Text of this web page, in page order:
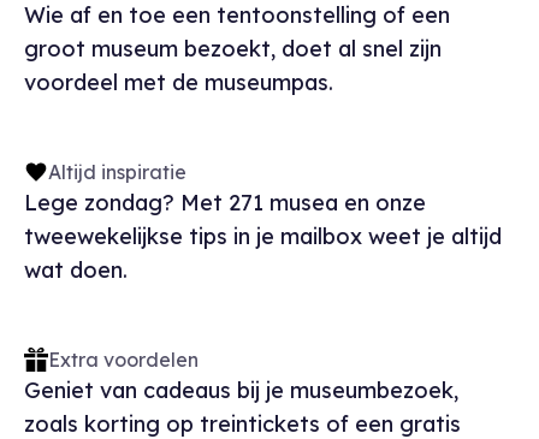
Wie af en toe een tentoonstelling of een
groot museum bezoekt, doet al snel zijn
voordeel met de museumpas.
Altijd inspiratie
Lege zondag? Met 271 musea en onze
tweewekelijkse tips in je mailbox weet je altijd
wat doen.
Extra voordelen
Geniet van cadeaus bij je museumbezoek,
zoals korting op treintickets of een gratis